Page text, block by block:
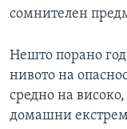
сомнителен
Нешто порано
нивото на
средно на
домашни